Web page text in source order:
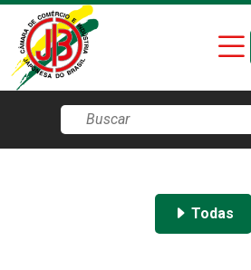
Todas